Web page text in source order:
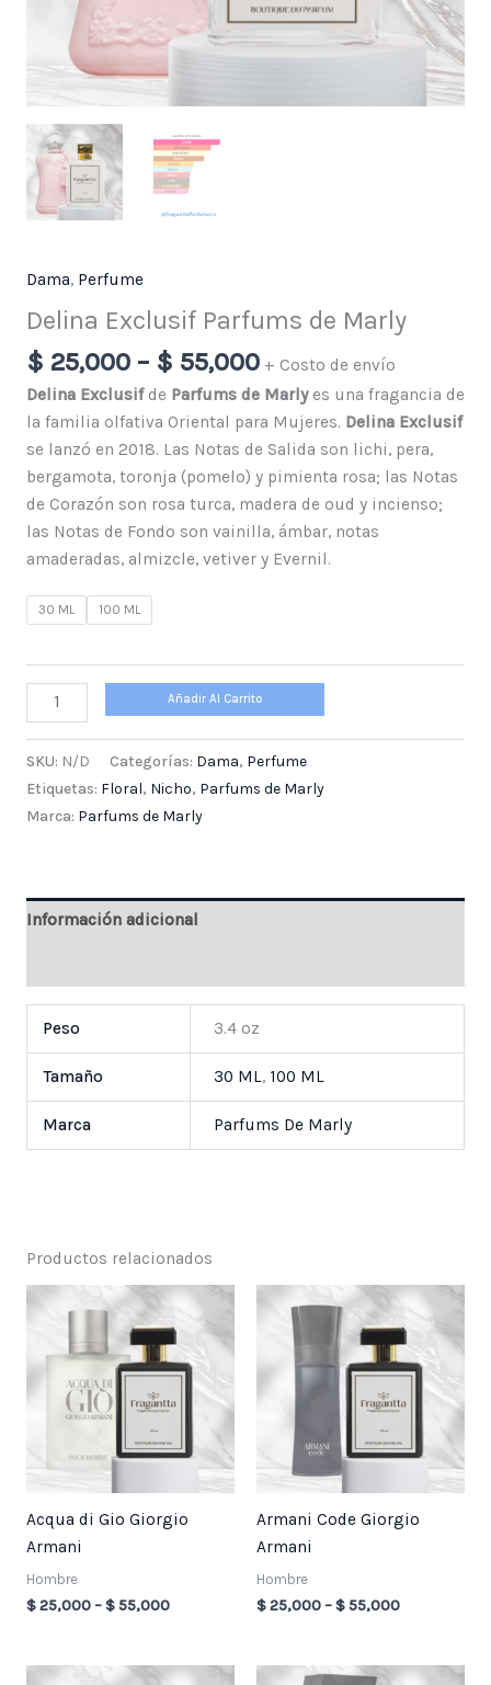
Dama, Perfume
Delina Exclusif Parfums de Marly
$ 25,000 – $ 55,000 + Costo de envío
Delina Exclusifde Parfums de Marlyes una fragancia de
la familia olfativa Oriental para Mujeres. Delina Exclusif
se lanzó en 2018. Las Notas de Salida son lichi, pera,
bergamota, toronja (pomelo) y pimienta rosa; las Notas
de Corazón son rosa turca, madera de oud y incienso;
las Notas de Fondo son vainilla, ámbar, notas
amaderadas, almizcle, vetiver y Evernil.
30 ML 100 ML
Añadir Al Carrito
SKU: N/D Categorías: Dama, Perfume
Etiquetas: Floral, Nicho, Parfums de Marly
Marca: Parfums de Marly
Información adicional
Peso 3.4 oz
Tamaño 30 ML, 100 ML
Marca Parfums De Marly
Productos relacionados
Acqua di Gio Giorgio
Armani
Hombre
$25,000 –$55,000
Price
$ 25,000
through
$ 55,000
Armani Code Giorgio
Armani
Hombre
$25,000 –$55,000
Price
$ 25,000
through
$ 55,000
Price
Price